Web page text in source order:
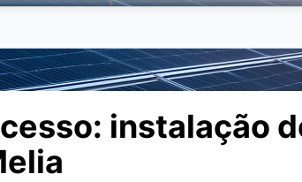
instalação